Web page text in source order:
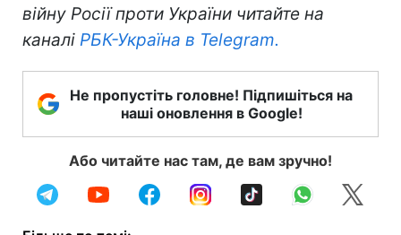
війну Росії проти України читайте на
каналі РБК-Україна в Telegram.
Не пропустіть головне! Підпишіться на
наші оновлення в Google!
Або читайте нас там, де вам зручно!